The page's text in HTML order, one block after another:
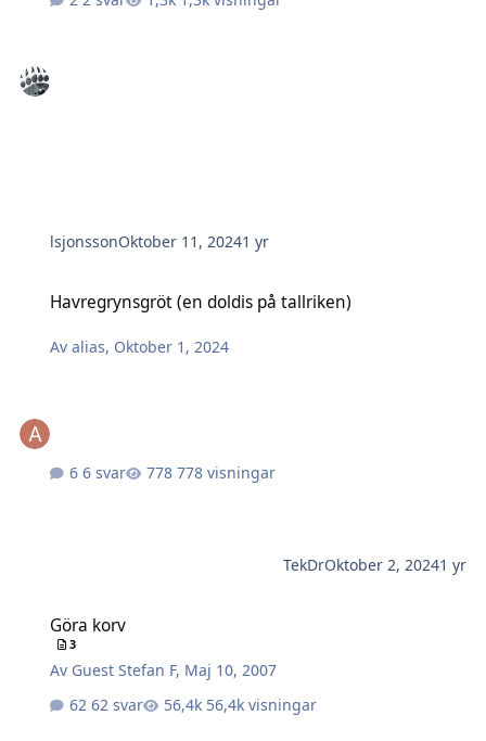
lsjonssonOktober 11, 20241 yr
Havregrynsgröt (en doldis på tallriken)
Avalias, Oktober 1, 2024
6 svar 778 visningar
TekDrOktober 2, 20241 yr
Göra korv
3
Av Guest Stefan F, Maj 10, 2007
62 svar
56,4k visningar